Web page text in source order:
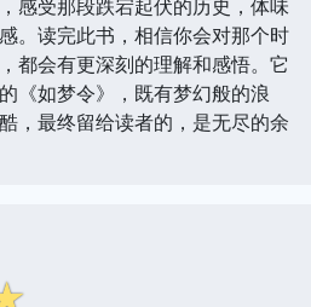
感受那段跌宕起伏的历史，体味
。读完此书，相信你会对那个时
都会有更深刻的理解和感悟。它
《如梦令》，既有梦幻般的浪
，最终留给读者的，是无尽的余